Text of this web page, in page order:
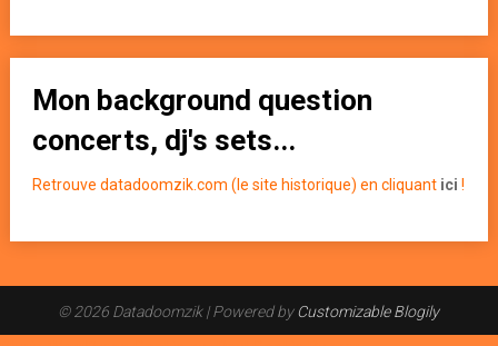
Mon background question
concerts, dj's sets...
Retrouve datadoomzik.com (le site historique) en cliquant ici !
© 2026 Datadoomzik| Powered byCustomizable Blogily